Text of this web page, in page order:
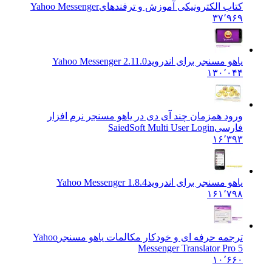
کتاب الکترونیکی آموزش و ترفندهایYahoo Messenger
۳۷٬۹۶۹
یاهو مسنجر برای اندرویدYahoo Messenger 2.11.0
۱۳۰٬۰۴۴
ورود همزمان چند آی دی در یاهو مسنجر نرم افزار
فارسیSaiedSoft Multi User Login
۱۶٬۳۹۳
یاهو مسنجر برای اندرویدYahoo Messenger 1.8.4
۱۶۱٬۷۹۸
ترجمه حرفه ای و خودکار مکالمات یاهو مسنجر Yahoo
Messenger Translator Pro 5
۱۰٬۶۶۰